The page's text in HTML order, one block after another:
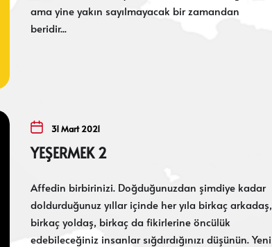
ama yine yakın sayılmayacak bir zamandan
beridir...
31 Mart 2021
YEŞERMEK 2
Affedin birbirinizi. Doğduğunuzdan şimdiye kadar
doldurduğunuz yıllar içinde her yıla birkaç arkadaş,
birkaç yoldaş, birkaç da fikirlerine öncülük
edebileceğiniz insanlar sığdırdığınızı düşünün. Yeni